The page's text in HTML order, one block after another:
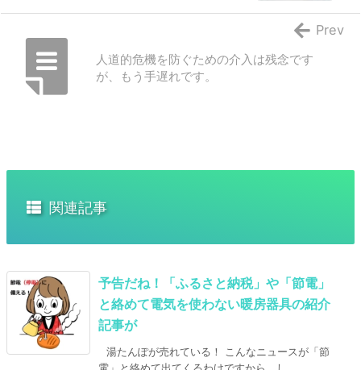
人道的危機を防ぐための介入は残念です
が、もう手遅れです。
Prev
関連記事
予告だね！「ふるさと納税」や「節電」
と絡めて電気を使わない暖房器具の紹介
記事が
湯たんぽが売れている！ こんなニュースが「節